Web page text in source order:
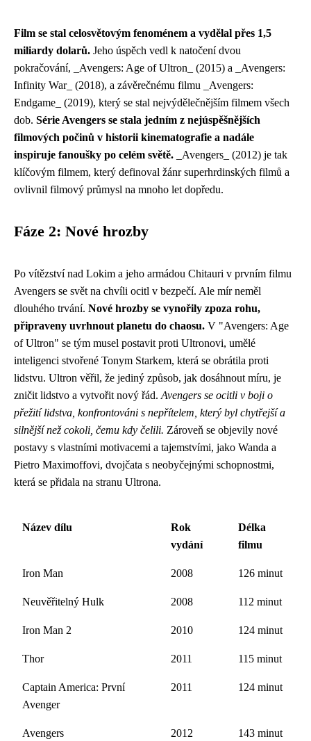
Film se stal celosvětovým fenoménem a vydělal přes 1,5
miliardy dolarů. Jeho úspěch vedl k natočení dvou
pokračování, _Avengers: Age of Ultron_ (2015) a _Avengers:
Infinity War_ (2018), a závěrečnému filmu _Avengers:
Endgame_ (2019), který se stal nejvýdělečnějším filmem všech
dob. Série Avengers se stala jedním z nejúspěšnějších
filmových počinů v historii kinematografie a nadále
inspiruje fanoušky po celém světě. _Avengers_ (2012) je tak
klíčovým filmem, který definoval žánr superhrdinských filmů a
ovlivnil filmový průmysl na mnoho let dopředu.
Fáze 2: Nové hrozby
Po vítězství nad Lokim a jeho armádou Chitauri v prvním filmu
Avengers se svět na chvíli ocitl v bezpečí. Ale mír neměl
dlouhého trvání. Nové hrozby se vynořily zpoza rohu,
připraveny uvrhnout planetu do chaosu. V "Avengers: Age
of Ultron" se tým musel postavit proti Ultronovi, umělé
inteligenci stvořené Tonym Starkem, která se obrátila proti
lidstvu. Ultron věřil, že jediný způsob, jak dosáhnout míru, je
zničit lidstvo a vytvořit nový řád. Avengers se ocitli v boji o
přežití lidstva, konfrontováni s nepřítelem, který byl chytřejší a
silnější než cokoli, čemu kdy čelili. Zároveň se objevily nové
postavy s vlastními motivacemi a tajemstvími, jako Wanda a
Pietro Maximoffovi, dvojčata s neobyčejnými schopnostmi,
která se přidala na stranu Ultrona.
Název dílu
Rok
vydání
Délka
filmu
Iron Man 2008 126 minut
Neuvěřitelný Hulk 2008 112 minut
Iron Man 2 2010 124 minut
Thor 2011 115 minut
Captain America: První
Avenger
2011 124 minut
Avengers 2012 143 minut